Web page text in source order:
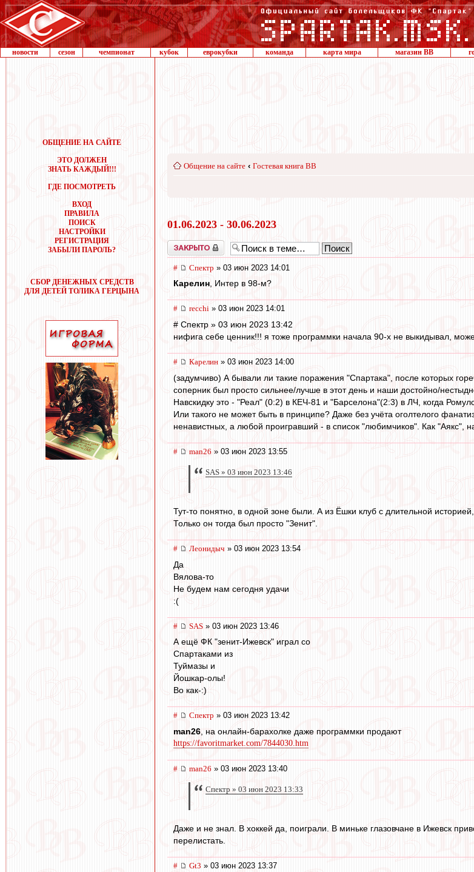
новости сезон чемпионат кубок еврокубки команда карта мира магазин ВВ
ОБЩЕНИЕ НА САЙТЕ
ЭТО ДОЛЖЕН
ЗНАТЬ КАЖДЫЙ!!!
ГДЕ ПОСМОТРЕТЬ
ВХОД
ПРАВИЛА
ПОИСК
НАСТРОЙКИ
РЕГИСТРАЦИЯ
ЗАБЫЛИ ПАРОЛЬ?
СБОР ДЕНЕЖНЫХ СРЕДСТВ
ДЛЯ ДЕТЕЙ ТОЛИКА ГЕРЦЫНА
Общение на сайте ‹ Гостевая книга ВВ
01.06.2023 - 30.06.2023
Закрыто
# Спектр » 03 июн 2023 14:01
Карелин, Интер в 98-м?
# recchi » 03 июн 2023 14:01
# Спектр » 03 июн 2023 13:42
нифига себе ценник!!! я тоже программки начала 90-х не выкидывал,
# Карелин » 03 июн 2023 14:00
(задумчиво) А бывали ли такие поражения "Спартака", после которых
соперник был просто сильнее/лучше в этот день и наши достойно/
Навскидку это - "Реал" (0:2) в КЕЧ-81 и "Барселона"(2:3) в ЛЧ, когда
Или такого не может быть в принципе? Даже без учёта оголтелого
ненавистных, а любой проигравший - в список "любимчиков". Как "Аякс",
# man26 » 03 июн 2023 13:55
SAS » 03 июн 2023 13:46
Тут-то понятно, в одной зоне были. А из Ёшки клуб с длительной
Только он тогда был просто "Зенит".
# Леонидыч » 03 июн 2023 13:54
Да
Вялова-то
Не будем нам сегодня удачи
:(
# SAS » 03 июн 2023 13:46
А ещё ФК "зенит-Ижевск" играл со
Спартаками из
Туймазы и
Йошкар-олы!
Во как-:)
# Спектр » 03 июн 2023 13:42
man26 , на онлайн-барахолке даже программки продают
https://favoritmarket.com/7844030.htm
# man26 » 03 июн 2023 13:40
Спектр » 03 июн 2023 13:33
Даже и не знал. В хоккей да, поиграли. В миньке глазовчане в Ижевск
перелистать.
# Gt3 » 03 июн 2023 13:37